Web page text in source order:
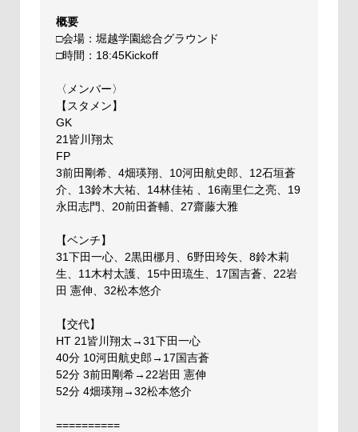
概要
□会場：堀越学園総合グラウンド
□時間：18:45Kickoff
〈メンバー〉
【スタメン】
GK
21皆川翔太
FP
3前田剛希、4畑瑛翔、10河田航史郎、12石垣蒼
介、13鈴木大祐、14林佳祐 、16南里仁之亮、19
永田志門、20前田蒼輔、27齋藤大雅
【ベンチ】
31下田一心、2黒田梛月、6野田玲矢、8鈴木莉
生、11木村太護、15中田琉生、17国吉蒼、22岩
田 憲伸、32松本悠介
【交代】
HT 21皆川翔太→31下田一心
40分 10河田航史郎→17国吉蒼
52分 3前田剛希→22岩田 憲伸
52分 4畑瑛翔→32松本悠介
==========